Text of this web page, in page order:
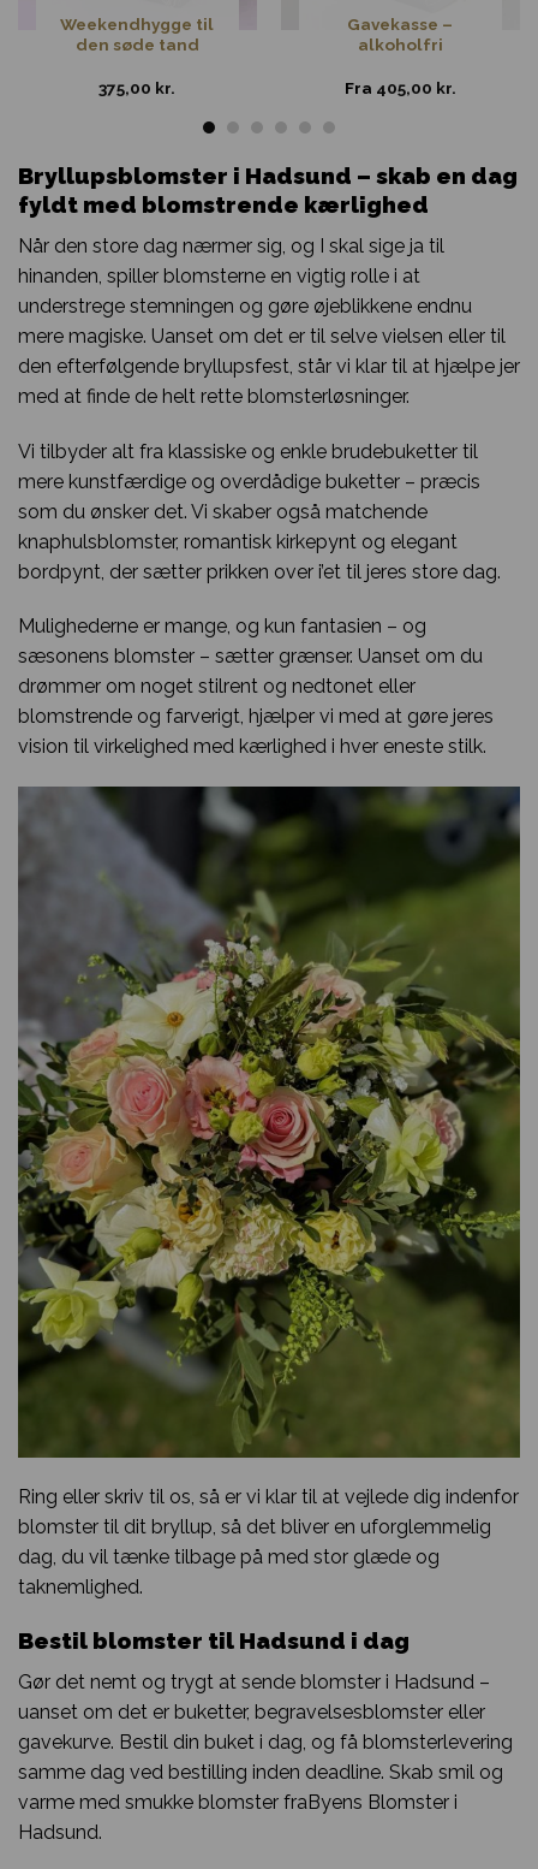
Weekendhygge til
den søde tand
375,00 kr.
Gavekasse –
alkoholfri
Fra 405,00 kr.
Bryllupsblomster i Hadsund – skab en dag
fyldt med blomstrende kærlighed
Når den store dag nærmer sig, og I skal sige ja til
hinanden, spiller blomsterne en vigtig rolle i at
understrege stemningen og gøre øjeblikkene endnu
mere magiske. Uanset om det er til selve vielsen eller til
den efterfølgende bryllupsfest, står vi klar til at hjælpe jer
med at finde de helt rette blomsterløsninger.
Vi tilbyder alt fra klassiske og enkle brudebuketter til
mere kunstfærdige og overdådige buketter – præcis
som du ønsker det. Vi skaber også matchende
knaphulsblomster, romantisk kirkepynt og elegant
bordpynt, der sætter prikken over i’et til jeres store dag.
Mulighederne er mange, og kun fantasien – og
sæsonens blomster – sætter grænser. Uanset om du
drømmer om noget stilrent og nedtonet eller
blomstrende og farverigt, hjælper vi med at gøre jeres
vision til virkelighed med kærlighed i hver eneste stilk.
Ring eller skriv til os, så er vi klar til at vejlede dig indenfor
blomster til dit bryllup, så det bliver en uforglemmelig
dag, du vil tænke tilbage på med stor glæde og
taknemlighed.
Bestil blomster til Hadsund i dag
Gør det nemt og trygt at sende blomster i Hadsund –
uanset om det er buketter, begravelsesblomster eller
gavekurve. Bestil din buket i dag, og få blomsterlevering
samme dag ved bestilling inden deadline. Skab smil og
varme med smukke blomster fraByens Blomster i
Hadsund.